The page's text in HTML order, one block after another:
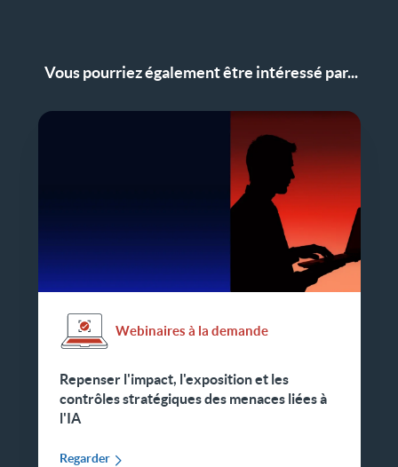
Vous pourriez également être intéressé par...
Webinaires à la demande
Repenser l'impact, l'exposition et les
contrôles stratégiques des menaces liées à
l'IA
Regarder